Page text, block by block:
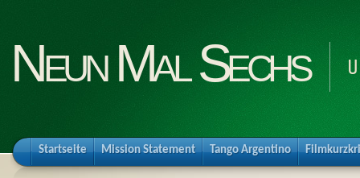
Neun Mal Sechs
Startseite Mission Statement Tango Argentino